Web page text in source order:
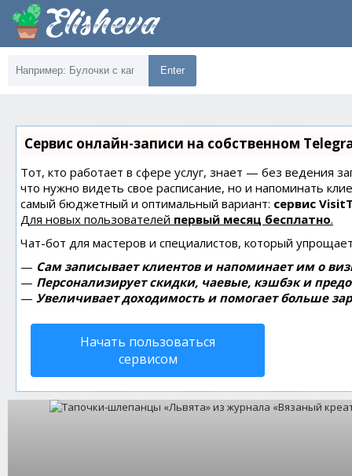
Enter
Сервис онлайн-записи на собственном
Тот, кто работает в сфере услуг, знает — без ведения
что нужно видеть свое расписание, но и напоминать
самый бюджетный и оптимальный вариант: сервис
Для новых пользователей первый месяц бесплатно.
Чат-бот для мастеров и специалистов, который
— Сам записывает клиентов и напоминает им о
— Персонализирует скидки, чаевые, кэшбэк и
— Увеличивает доходимость и помогает больше
Начать пользоваться
сервисом